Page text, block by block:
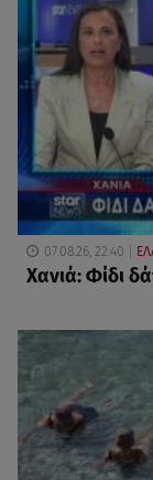
07.08.26, 22:40
Χανιά: Φίδι